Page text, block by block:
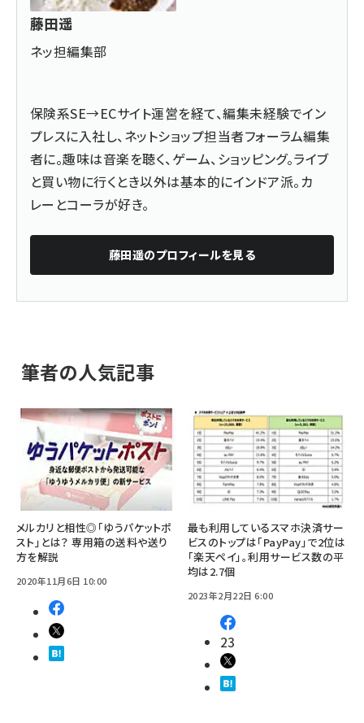
藤田遥
ネッ担編集部
保険系SE→ECサイト運営を経て、編集未経験でイン
プレスに入社し、ネットショップ担当者フォーラム編集
者に。趣味は音楽を聴く、ゲーム、ショッピング。ライブ
と買い物に行くとき以外は基本的にインドア派。カ
レーとコーラが好き。
藤田遥のプロフィールを見る
筆者の人気記事
メルカリと相性◎「ゆうパケットポ
スト」とは？ 専用箱の送料や送り
方を解説
2020年11月6日 10:00
最も利用しているスマホ決済サー
ビスのトップは「PayPay」で2位は
「楽天ペイ」。利用サービス数の平
均は2.7個
2023年2月22日 6:00
23